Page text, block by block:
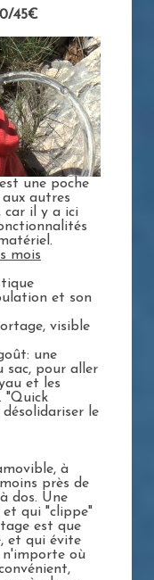
45€
une poche
autres
car il y a ici
mois
et son
visible
une
sac, pour aller
et les
"Quick
le
à
près de
dos. Une
et qui "clippe"
est que
et qui évite
n'importe où